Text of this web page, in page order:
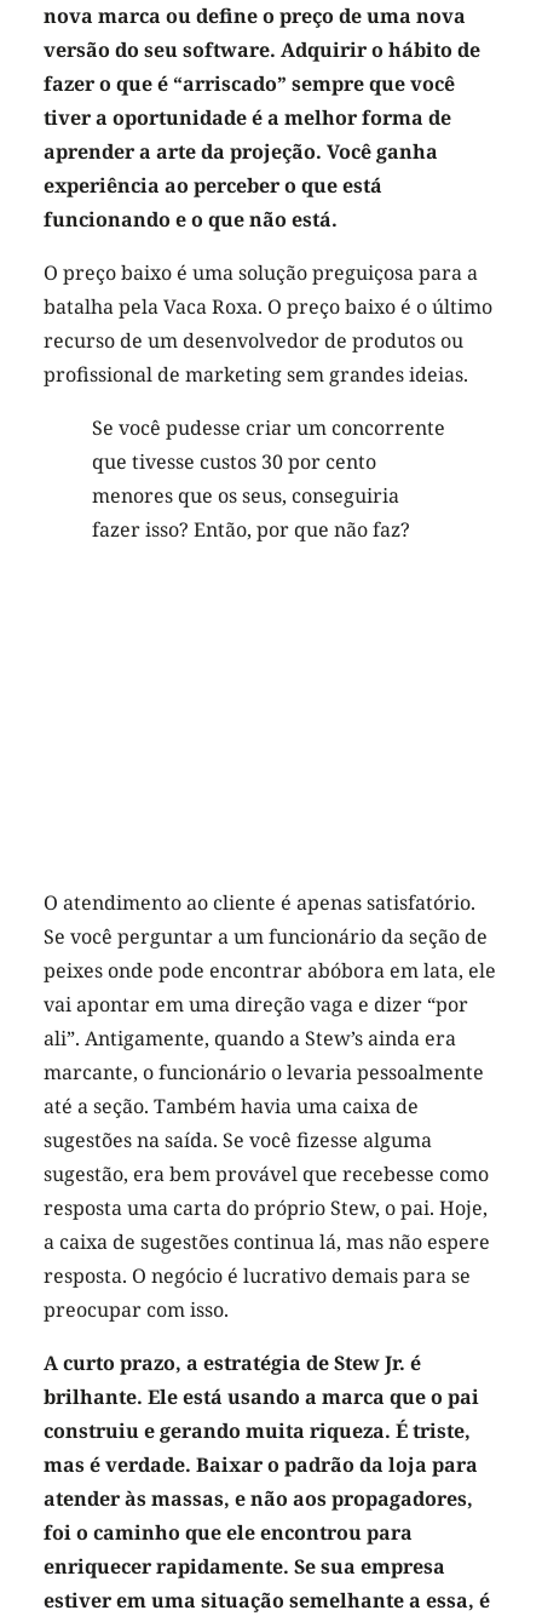
nova marca ou define o preço de uma nova
versão do seu software. Adquirir o hábito de
fazer o que é “arriscado” sempre que você
tiver a oportunidade é a melhor forma de
aprender a arte da projeção. Você ganha
experiência ao perceber o que está
funcionando e o que não está.
O preço baixo é uma solução preguiçosa para a
batalha pela Vaca Roxa. O preço baixo é o último
recurso de um desenvolvedor de produtos ou
profissional de marketing sem grandes ideias.
Se você pudesse criar um concorrente
que tivesse custos 30 por cento
menores que os seus, conseguiria
fazer isso? Então, por que não faz?
O atendimento ao cliente é apenas satisfatório.
Se você perguntar a um funcionário da seção de
peixes onde pode encontrar abóbora em lata, ele
vai apontar em uma direção vaga e dizer “por
ali”. Antigamente, quando a Stew’s ainda era
marcante, o funcionário o levaria pessoalmente
até a seção. Também havia uma caixa de
sugestões na saída. Se você fizesse alguma
sugestão, era bem provável que recebesse como
resposta uma carta do próprio Stew, o pai. Hoje,
a caixa de sugestões continua lá, mas não espere
resposta. O negócio é lucrativo demais para se
preocupar com isso.
A curto prazo, a estratégia de Stew Jr. é
brilhante. Ele está usando a marca que o pai
construiu e gerando muita riqueza. É triste,
mas é verdade. Baixar o padrão da loja para
atender às massas, e não aos propagadores,
foi o caminho que ele encontrou para
enriquecer rapidamente. Se sua empresa
estiver em uma situação semelhante a essa, é